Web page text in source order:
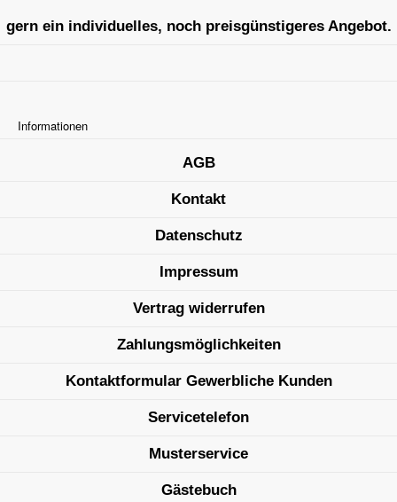
gern ein individuelles, noch preisgünstigeres Angebot.
Informationen
AGB
Kontakt
Datenschutz
Impressum
Vertrag widerrufen
Zahlungsmöglichkeiten
Kontaktformular Gewerbliche Kunden
Servicetelefon
Musterservice
Gästebuch